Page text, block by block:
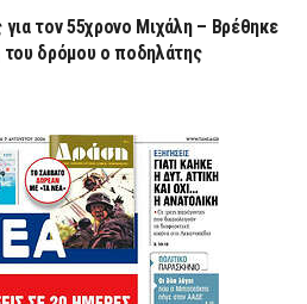
για τον 55χρονο Μιχάλη – Βρέθηκε
του δρόμου ο ποδηλάτης